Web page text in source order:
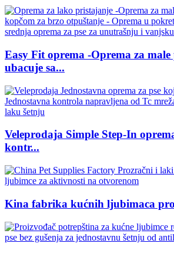
Easy Fit oprema -Oprema za male
ubacuje sa...
Veleprodaja Simple Step-In
kontr...
Kina fabrika kućnih ljubimaca